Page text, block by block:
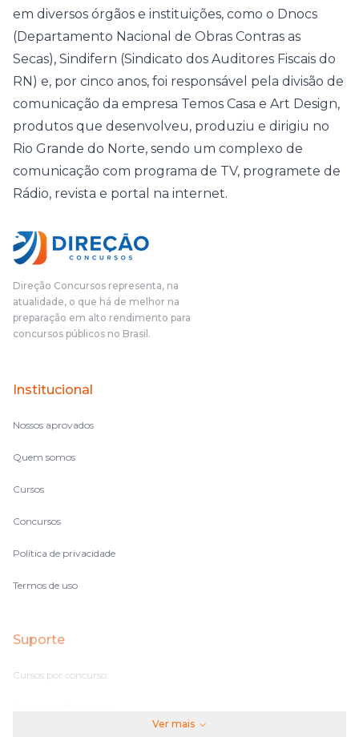
em diversos órgãos e instituições, como o Dnocs
(Departamento Nacional de Obras Contras as
Secas), Sindifern (Sindicato dos Auditores Fiscais do
RN) e, por cinco anos, foi responsável pela divisão de
comunicação da empresa Temos Casa e Art Design,
produtos que desenvolveu, produziu e dirigiu no
Rio Grande do Norte, sendo um complexo de
comunicação com programa de TV, programete de
Rádio, revista e portal na internet.
Direção Concursos representa, na
atualidade, o que há de melhor na
preparação em alto rendimento para
concursos públicos no Brasil.
Institucional
Nossos aprovados
Quem somos
Cursos
Concursos
Política de privacidade
Termos de uso
Suporte
Cursos por concurso
Ver mais